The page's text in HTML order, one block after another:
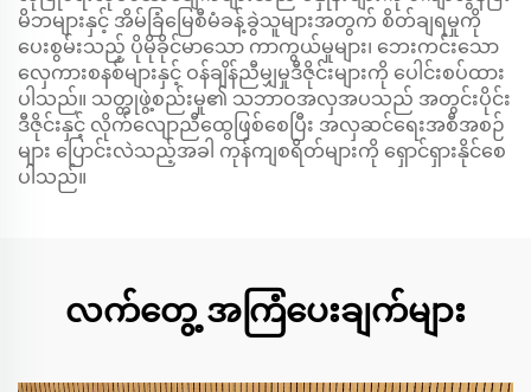
မိဘများနှင့် အိမ်ခြံမြေစီမံခန့်ခွဲသူများအတွက် စိတ်ချရမှုကို
ပေးစွမ်းသည့် ပိုမိုခိုင်မာသော ကာကွယ်မှုများ၊ ဘေးကင်းသော
လှေကားစနစ်များနှင့် ဝန်ချိန်ညီမျှမှုဒီဇိုင်းများကို ပေါင်းစပ်ထား
ပါသည်။ သတ္တုဖွဲ့စည်းမှု၏ သဘာဝအလှအပသည် အတွင်းပိုင်း
ဒီဇိုင်းနှင့် လိုက်လျောညီထွေဖြစ်စေပြီး အလှဆင်ရေးအစီအစဉ်
များ ပြောင်းလဲသည့်အခါ ကုန်ကျစရိတ်များကို ရှောင်ရှားနိုင်စေ
ပါသည်။
လက်တွေ့ အကြံပေးချက်များ